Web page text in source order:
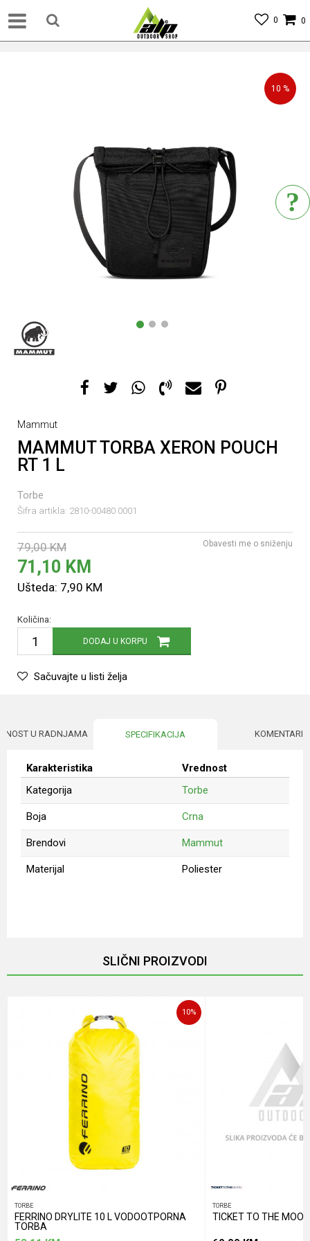
0
0
1 2 3
10 %
Mammut
MAMMUT TORBA XERON POUCH
RT 1 L
Torbe
Šifra artikla: 2810-00480 0001
79,00 KM
71,10 KM
Ušteda: 7,90 KM
Obavesti me o sniženju
Količina:
DODAJ U KORPU
Sačuvajte u listi želja
U RADNJAMA SPECIFIKACIJA KOMENTARI
Karakteristika
Vrednost
Kategorija
Torbe
Boja Crna
Brendovi Mammut
Materijal Poliester
POŠALJI
SLIČNI PROIZVODI
10%
TORBE
FERRINO DRYLITE 10 L VODOOTPORNA
TORBA
TORBE
TICKET TO THE